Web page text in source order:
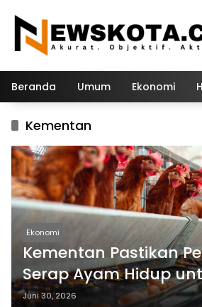
konten
Beranda Umum Ekonomi
Kementan
Ekonomi
Kementan Pastikan
Serap Ayam Hidup
Dongkrak Harga
Juni 30, 2026